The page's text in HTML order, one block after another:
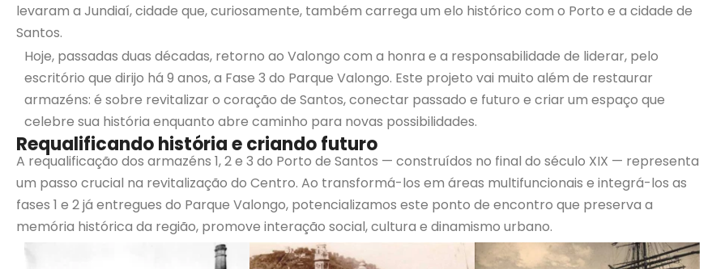
levaram a Jundiaí, cidade que, curiosamente, também carrega um elo histórico com o Porto e a cidade de
Santos.
Hoje, passadas duas décadas, retorno ao Valongo com a honra e a responsabilidade de liderar, pelo
escritório que dirijo há 9 anos, a Fase 3 do Parque Valongo. Este projeto vai muito além de restaurar
armazéns: é sobre revitalizar o coração de Santos, conectar passado e futuro e criar um espaço que
celebre sua história enquanto abre caminho para novas possibilidades.
Requalificando história e criando futuro
A requalificação dos armazéns 1, 2 e 3 do Porto de Santos — construídos no final do século XIX — representa
um passo crucial na revitalização do Centro. Ao transformá-los em áreas multifuncionais e integrá-los as
fases 1 e 2 já entregues do Parque Valongo, potencializamos este ponto de encontro que preserva a
memória histórica da região, promove interação social, cultura e dinamismo urbano.